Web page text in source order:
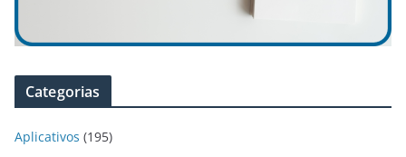
Categorias
Aplicativos (195)